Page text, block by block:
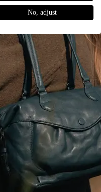
No, adjust